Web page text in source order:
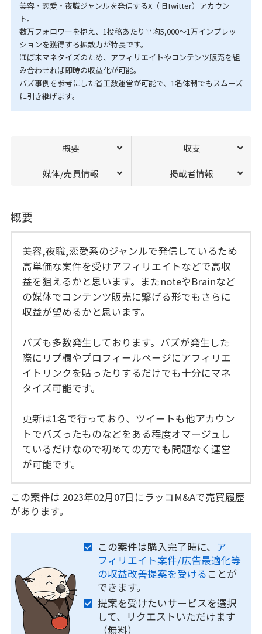
美容・恋愛・夜職ジャンルを発信するX（旧Twitter）アカウン
ト。
数万フォロワーを抱え、1投稿あたり平均5,000〜1万インプレッ
ションを獲得する拡散力が特長です。
ほぼ未マネタイズのため、アフィリエイトやコンテンツ販売を組
み合わせれば即時の収益化が可能。
バズ事例を参考にした省工数運営が可能で、1名体制でもスムーズ
に引き継げます。
概要 収支
媒体/売買情報 掲載者情報
概要
美容,夜職,恋愛系のジャンルで発信しているため
高単価な案件を受けアフィリエイトなどで高収
益を狙えるかと思います。またnoteやBrainなど
の媒体でコンテンツ販売に繋げる形でもさらに
収益が望めるかと思います。
バズも多数発生しております。バズが発生した
際にリプ欄やプロフィールページにアフィリエ
イトリンクを貼ったりするだけでも十分にマネ
タイズ可能です。
更新は1名で行っており、ツイートも他アカウン
トでバズったものなどをある程度オマージュし
ているだけなので初めての方でも問題なく運営
が可能です。
この案件は 2023年02月07日にラッコM&Aで売買履歴
があります。
この案件は購入完了時に、 ア
フィリエイト案件/広告最適化等
の収益改善提案を受ける ことが
できます。
提案を受けたいサービスを選択
して、リクエストいただけます
（無料）